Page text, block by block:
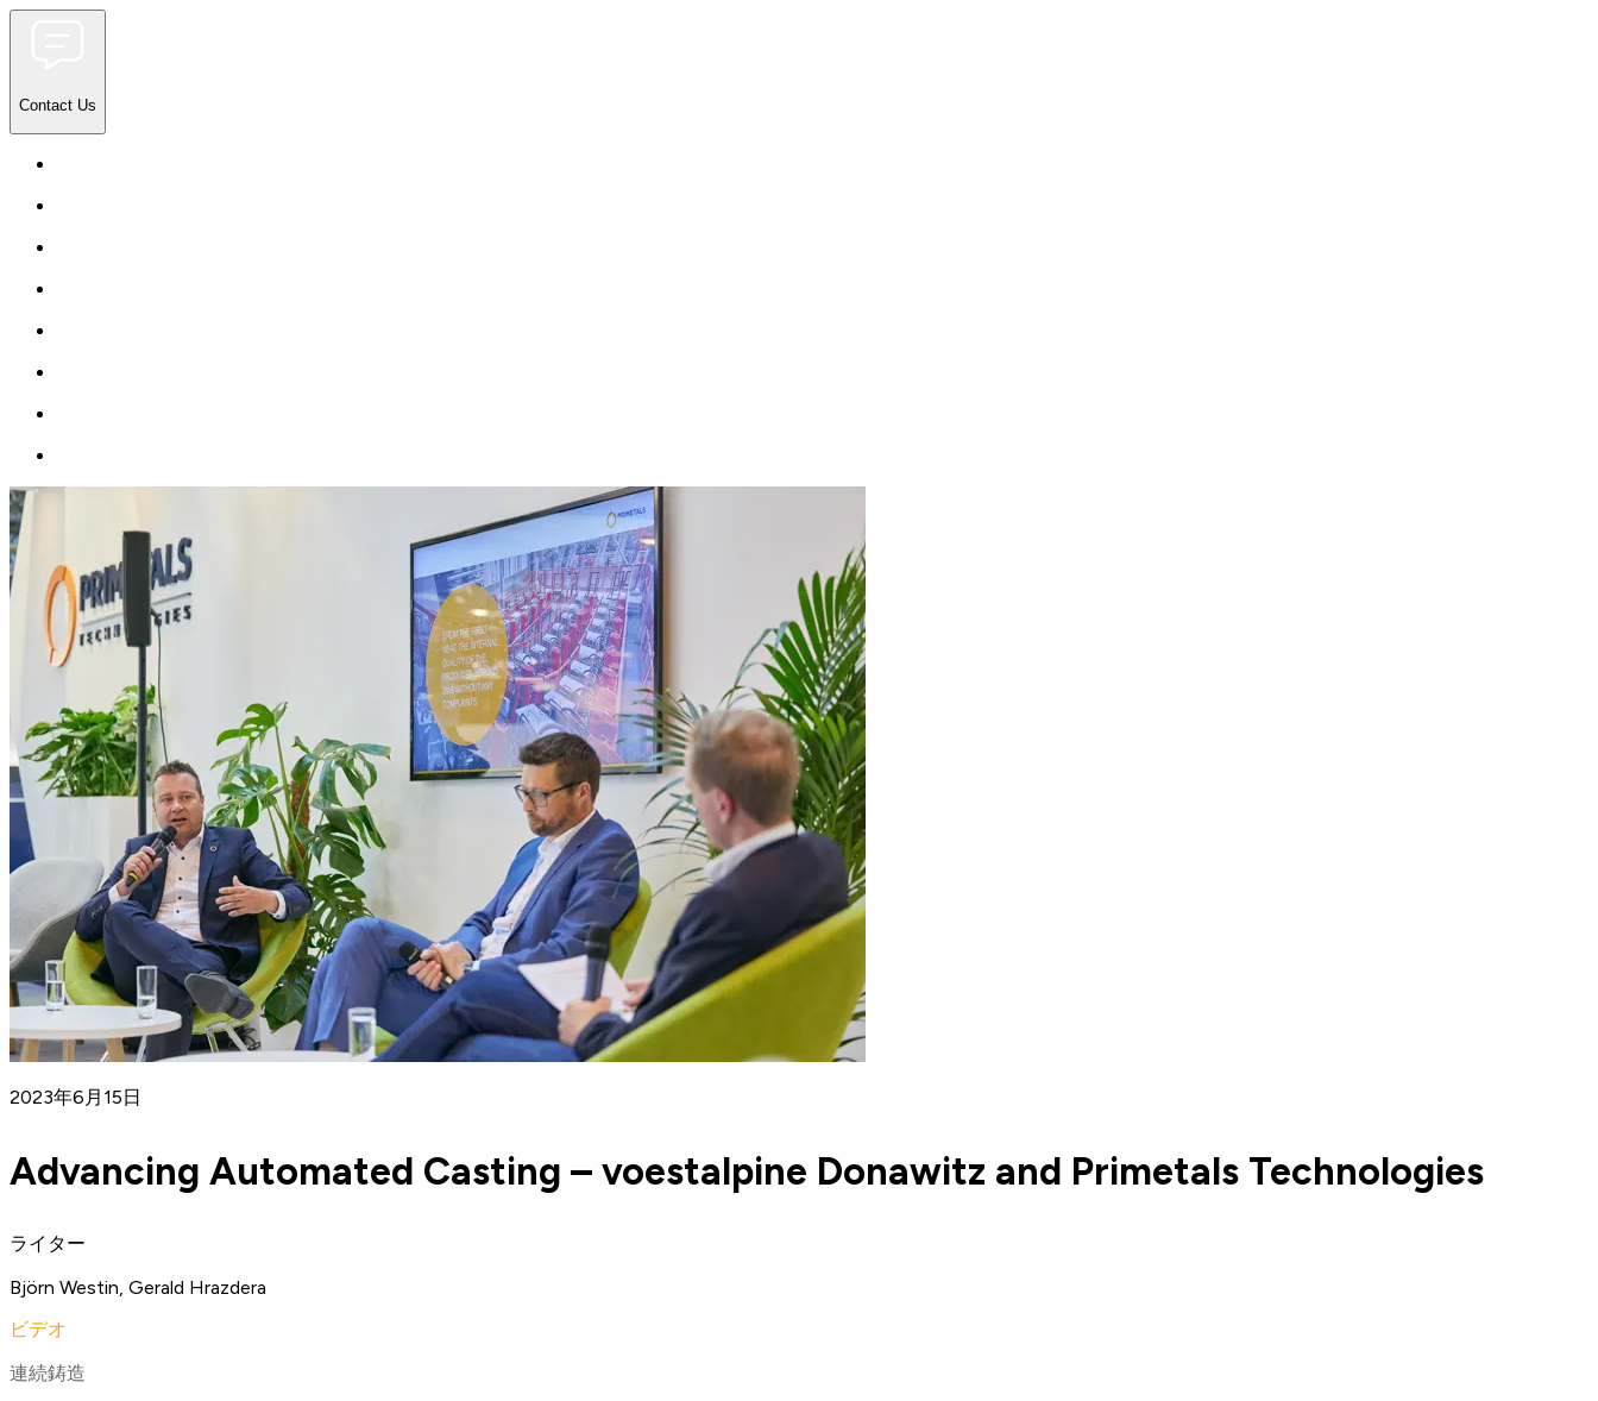
Contact Us
2023年6月15日
Advancing Automated Casting – voestalpine Donawitz and Primetals Technologies
ライター
Björn Westin, Gerald Hrazdera
ビデオ
連続鋳造